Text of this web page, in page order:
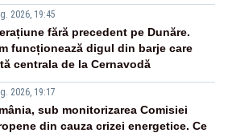
2026, 19:45
fără precedent pe Dunăre.
funcționează digul din barje care
centrala de la Cernavodă
2026, 19:17
sub monitorizarea Comisiei
din cauza crizei energetice. Ce